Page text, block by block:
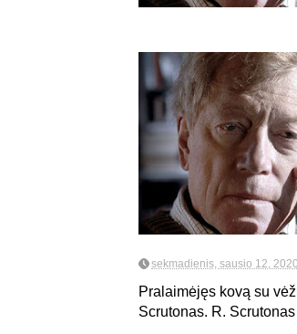
sekmadienis, sausio 12, 2020
Pralaimėjęs kovą su
Scrutonas. R.